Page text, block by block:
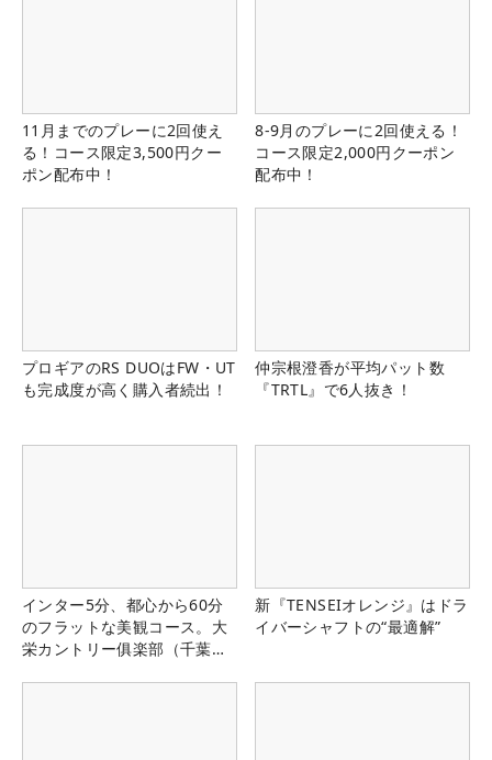
11月までのプレーに2回使え
る！コース限定3,500円クー
ポン配布中！
8-9月のプレーに2回使える！
コース限定2,000円クーポン
配布中！
プロギアのRS DUOはFW・UT
も完成度が高く購入者続出！
仲宗根澄香が平均パット数
『TRTL』で6人抜き！
インター5分、都心から60分
のフラットな美観コース。大
栄カントリー俱楽部（千葉
新『TENSEIオレンジ』はドラ
イバーシャフトの“最適解”